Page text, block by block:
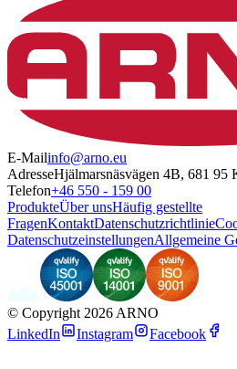
E-Mailinfo@arno.eu
AdresseHjälmarsnäsvägen 4B, 681 95
Telefon+46 550 - 159 00
ProdukteÜber unsHäufig gestellte
FragenKontaktDatenschutzrichtlinie
DatenschutzeinstellungenAllgemeine
© Copyright 2026 ARNO
LinkedIn
Instagram Facebook